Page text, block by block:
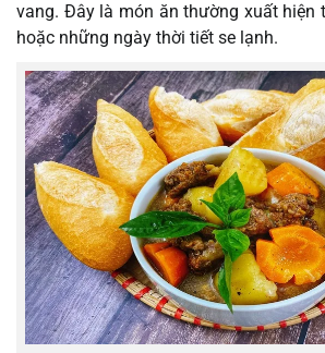
vang. Đây là món ăn thường xuất hiện
hoặc những ngày thời tiết se lạnh.